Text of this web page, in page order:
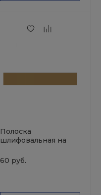
Полоска
шлифовальная на
70х420 Р100 без
отв.SUNMIGHT
60 руб.